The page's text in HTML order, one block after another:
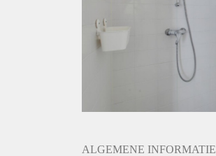
ALGEMENE INFORMATIE